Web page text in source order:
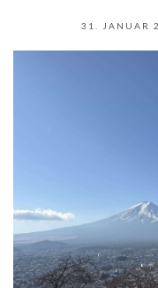
31. JANUAR